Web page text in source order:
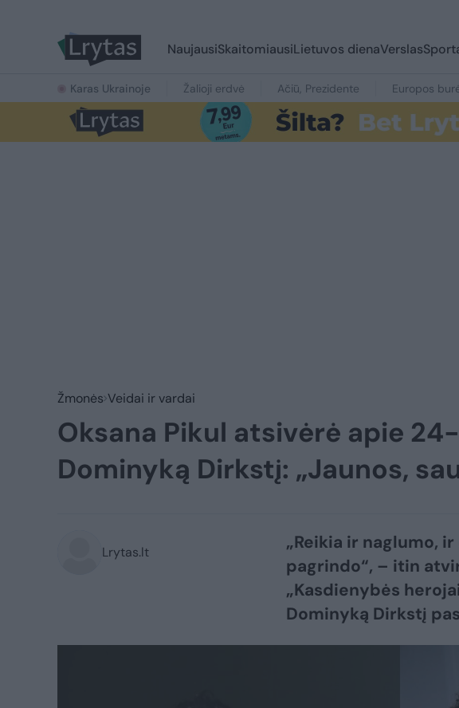
NaujausiSkaitomiausiLietuvos dienaVerslas
Karas Ukrainoje Žalioji erdvė Ačiū, Prezidente Europos
Žmonės Veidai ir vardai
Oksana Pikul atsivėrė apie
Dominyką Dirkstį: „Jaunos,
Lrytas.lt
„Reikia ir naglumo,
pagrindo“, – itin
„Kasdienybės
Dominyką Dirkstį